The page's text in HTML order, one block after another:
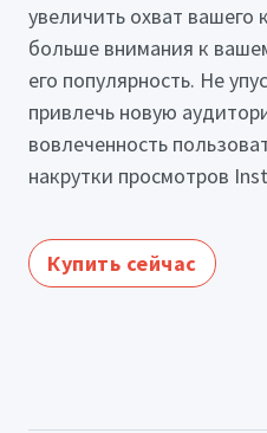
увеличить охват вашего
больше внимания к
его популярность. Не
привлечь новую
вовлеченность
накрутки просмотров
Купить сейчас